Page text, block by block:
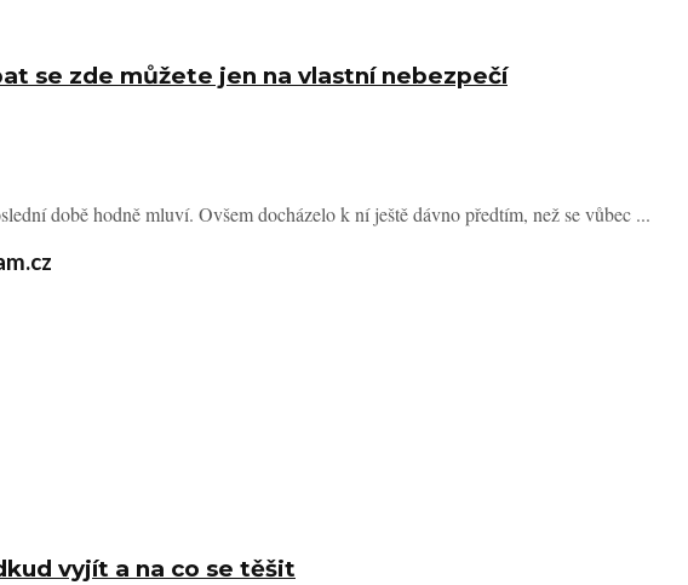
se zde můžete jen na vlastní nebezpečí
době hodně mluví. Ovšem docházelo k ní ještě dávno předtím, než se vůbec ...
vyjít a na co se těšit